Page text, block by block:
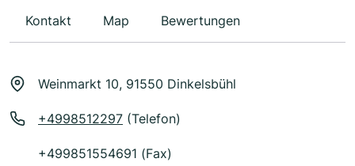
Kontakt Map Bewertungen
Weinmarkt 10, 91550 Dinkelsbühl
+4998512297 (Telefon)
+499851554691 (Fax)